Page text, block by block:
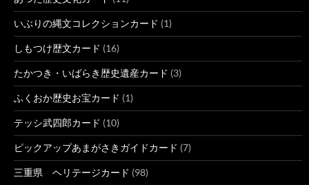
いぶりの縄文コレクションカード (1)
しもつけ歴文カード (16)
たかつき・いばらき歴史遺産カード (3)
ふくおか歴史お宝カード (1)
テッシ武四郎カード (10)
ピックアップあまがさきガイドカード (7)
三重県 ヘリテージカード (98)